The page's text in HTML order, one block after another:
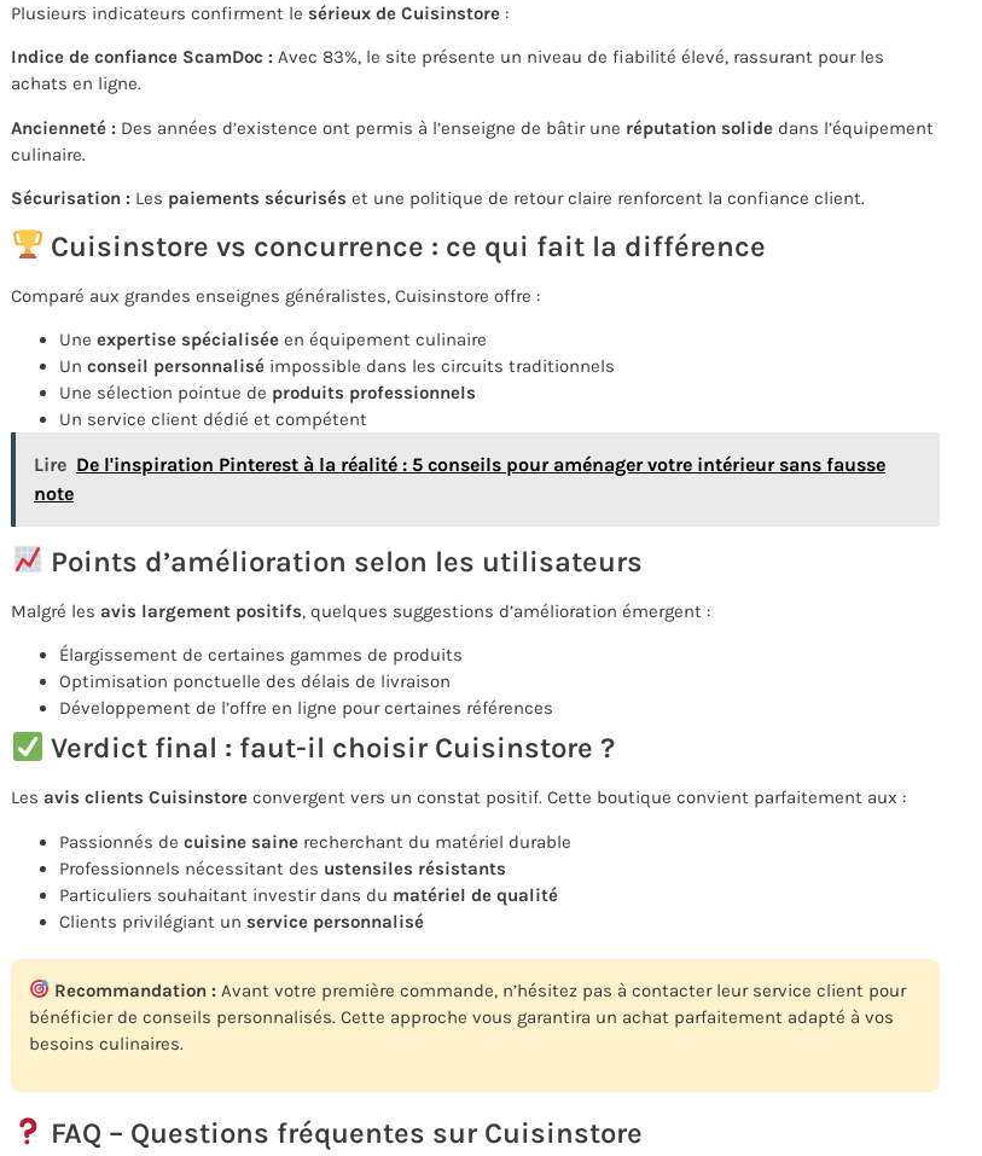
Plusieurs indicateurs confirment le sérieux de Cuisinstore :
Indice de confiance ScamDoc : Avec 83%, le site présente un niveau de fiabilité élevé, rassurant pour les
achats en ligne.
Ancienneté : Des années d’existence ont permis à l’enseigne de bâtir une réputation solide dans l’équipement
culinaire.
Sécurisation : Les paiements sécurisés et une politique de retour claire renforcent la confiance client.
Cuisinstore vs concurrence : ce qui fait la différence
Comparé aux grandes enseignes généralistes, Cuisinstore offre :
Une expertise spécialisée en équipement culinaire
Un conseil personnalisé impossible dans les circuits traditionnels
Une sélection pointue de produits professionnels
Un service client dédié et compétent
Lire De l'inspiration Pinterest à la réalité : 5 conseils pour aménager votre intérieur sans fausse
note
Points d’amélioration selon les utilisateurs
Malgré les avis largement positifs, quelques suggestions d’amélioration émergent :
Élargissement de certaines gammes de produits
Optimisation ponctuelle des délais de livraison
Développement de l’offre en ligne pour certaines références
Verdict final : faut-il choisir Cuisinstore ?
Les avis clients Cuisinstore convergent vers un constat positif. Cette boutique convient parfaitement aux :
Passionnés de cuisine saine recherchant du matériel durable
Professionnels nécessitant des ustensiles résistants
Particuliers souhaitant investir dans du matériel de qualité
Clients privilégiant un service personnalisé
Recommandation : Avant votre première commande, n’hésitez pas à contacter leur service client pour
bénéficier de conseils personnalisés. Cette approche vous garantira un achat parfaitement adapté à vos
besoins culinaires.
FAQ – Questions fréquentes sur Cuisinstore